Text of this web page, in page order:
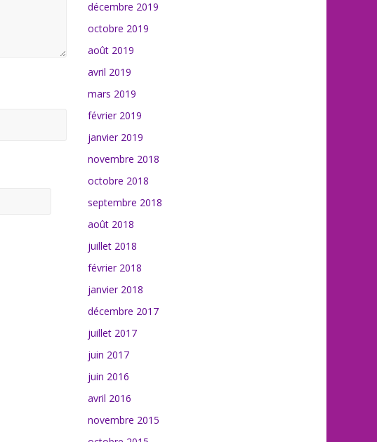
décembre 2019
octobre 2019
août 2019
avril 2019
mars 2019
février 2019
janvier 2019
novembre 2018
octobre 2018
septembre 2018
août 2018
juillet 2018
février 2018
janvier 2018
décembre 2017
juillet 2017
juin 2017
juin 2016
avril 2016
novembre 2015